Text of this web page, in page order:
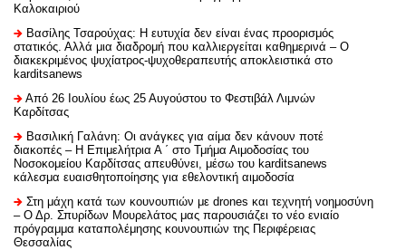
Καλοκαιριού
Βασίλης Τσαρούχας: Η ευτυχία δεν είναι ένας προορισμός
στατικός. Αλλά μια διαδρομή που καλλιεργείται καθημερινά – Ο
διακεκριμένος ψυχίατρος-ψυχοθεραπευτής αποκλειστικά στο
karditsanews
Από 26 Ιουλίου έως 25 Αυγούστου το Φεστιβάλ Λιμνών
Καρδίτσας
Βασιλική Γαλάνη: Οι ανάγκες για αίμα δεν κάνουν ποτέ
διακοπές – Η Επιμελήτρια Α ΄ στο Τμήμα Αιμοδοσίας του
Νοσοκομείου Καρδίτσας απευθύνει, μέσω του karditsanews
κάλεσμα ευαισθητοποίησης για εθελοντική αιμοδοσία
Στη μάχη κατά των κουνουπιών με drones και τεχνητή νοημοσύνη
– Ο Δρ. Σπυρίδων Μουρελάτος μας παρουσιάζει το νέο ενιαίο
πρόγραμμα καταπολέμησης κουνουπιών της Περιφέρειας
Θεσσαλίας